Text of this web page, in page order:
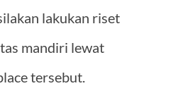
lakukan riset
mandiri lewat
tersebut.